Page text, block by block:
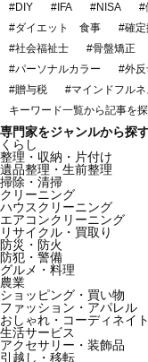
#DIY #IFA #NISA #
#ダイエット 食事
#確
#社会福祉士
#骨盤矯正
#パーソナルカラー
#外反
#贈与税
#マインドフルネ
キーワード一覧から記事を
専門家をジャンルから探
くらし
整理・収納・片付け
遺品整理・生前整理
掃除・清掃
クリーニング
ハウスクリーニング
エアコンクリーニング
リサイクル・買取り
防災・防火
防犯・警備
グルメ・料理
農業
ショッピング・買い物
ファッション・アパレル
おしゃれ・コーディネイト
生活サービス
アクセサリー・装飾品
引越し・移転